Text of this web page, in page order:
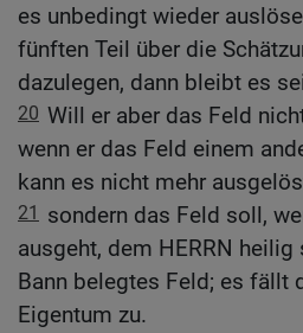
es unbedingt wieder
fünften Teil über die
dazulegen, dann bleibt es
20 Will er aber das Feld
wenn er das Feld einem
kann es nicht mehr
21
sondern das Feld soll,
ausgeht, dem HERRN
Bann belegtes Feld; es fällt
Eigentum zu.